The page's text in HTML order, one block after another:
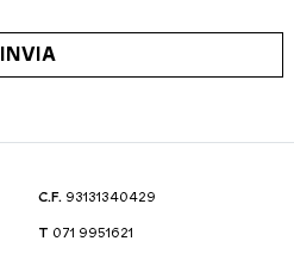
INVIA
C.F. 93131340429
T 071 9951621